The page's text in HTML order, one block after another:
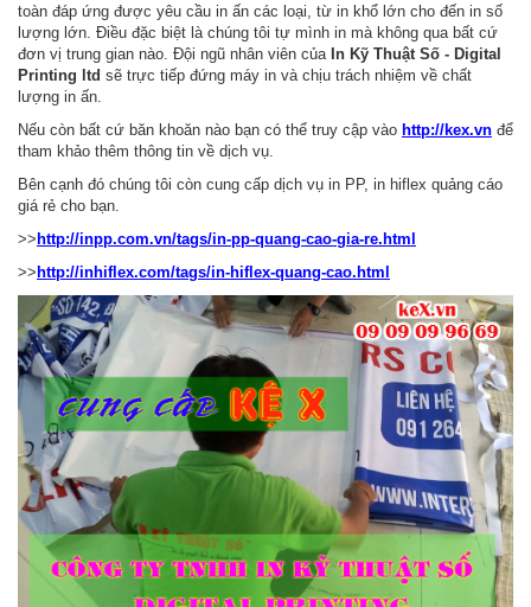
toàn đáp ứng được yêu cầu in ấn các loại, từ in khổ lớn cho đến in số
lượng lớn. Điều đặc biệt là chúng tôi tự mình in mà không qua bất cứ
đơn vị trung gian nào. Đội ngũ nhân viên của In Kỹ Thuật Số - Digital
Printing ltd sẽ trực tiếp đứng máy in và chịu trách nhiệm về chất
lượng in ấn.
Nếu còn bất cứ băn khoăn nào bạn có thể truy cập vào http://kex.vn để
tham khảo thêm thông tin về dịch vụ.
Bên cạnh đó chúng tôi còn cung cấp dịch vụ in PP, in hiflex quảng cáo
giá rẻ cho bạn.
>>http://inpp.com.vn/tags/in-pp-quang-cao-gia-re.html
>>http://inhiflex.com/tags/in-hiflex-quang-cao.html